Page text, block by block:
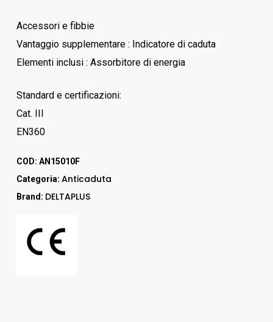
Accessori e fibbie
Vantaggio supplementare : Indicatore di caduta
Elementi inclusi : Assorbitore di energia
Standard e certificazioni:
Cat. III
EN360
COD: AN15010F
Categoria: Anticaduta
Brand: DELTAPLUS